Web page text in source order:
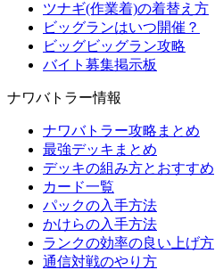
ツナギ(作業着)の着替え方
ビッグランはいつ開催？
ビッグビッグラン攻略
バイト募集掲示板
ナワバトラー情報
ナワバトラー攻略まとめ
最強デッキまとめ
デッキの組み方とおすすめ
カード一覧
パックの入手方法
かけらの入手方法
ランクの効率の良い上げ方
通信対戦のやり方